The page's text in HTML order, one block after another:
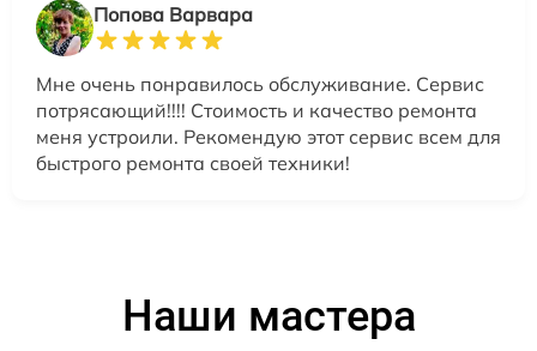
Попова Варвара
Мне очень понравилось обслуживание. Сервис
потрясающий!!!! Стоимость и качество ремонта
меня устроили. Рекомендую этот сервис всем для
быстрого ремонта своей техники!
Наши мастера